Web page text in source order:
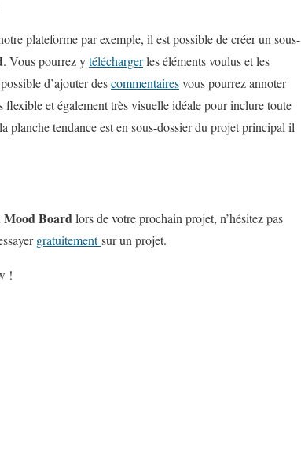
plateforme par exemple, il est possible de créer un sous-
. Vous pourrez ytéléchargerles éléments voulus et les
d’ajouter descommentairesvous pourrez annoter
flexible et également très visuelle idéale pour inclure toute
planche tendance est en sous-dossier du projet principal il
Mood Boardlors de votre prochain projet, n’hésitez pas
gratuitementsur un projet.
!